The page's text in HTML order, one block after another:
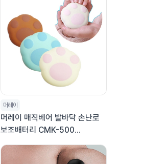
머레이
머레이 매직베어 발바닥 손난로
보조배터리 CMK-500...